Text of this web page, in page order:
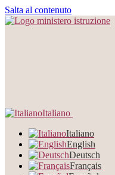
Salta al contenuto
Italiano
Italiano
English
Deutsch
Français